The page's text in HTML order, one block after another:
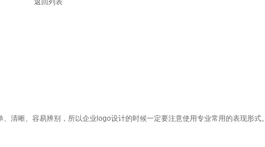
返回列表
清晰、容易辨别，所以企业logo设计的时候一定要注意使用专业常用的表现形式。